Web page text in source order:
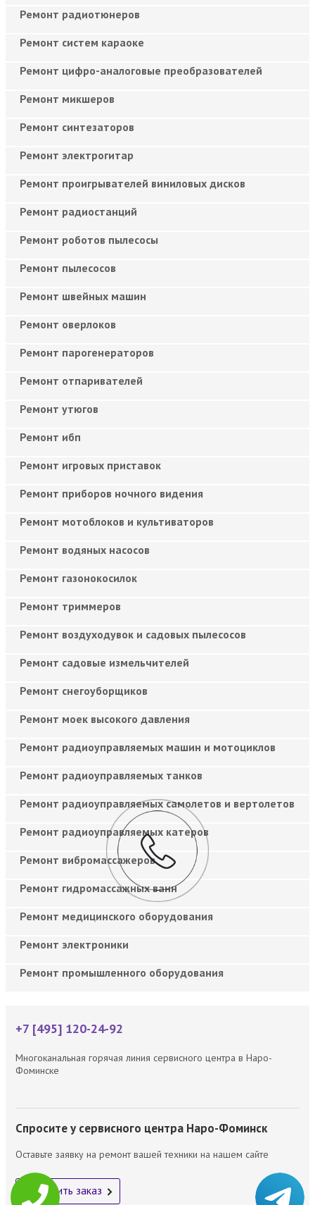
Ремонт радиотюнеров
Ремонт систем караоке
Ремонт цифро-аналоговые преобразователей
Ремонт микшеров
Ремонт синтезаторов
Ремонт электрогитар
Ремонт проигрывателей виниловых дисков
Ремонт радиостанций
Ремонт роботов пылесосы
Ремонт пылесосов
Ремонт швейных машин
Ремонт оверлоков
Ремонт парогенераторов
Ремонт отпаривателей
Ремонт утюгов
Ремонт ибп
Ремонт игровых приставок
Ремонт приборов ночного видения
Ремонт мотоблоков и культиваторов
Ремонт водяных насосов
Ремонт газонокосилок
Ремонт триммеров
Ремонт воздуходувок и садовых пылесосов
Ремонт садовые измельчителей
Ремонт снегоуборщиков
Ремонт моек высокого давления
Ремонт радиоуправляемых машин и мотоциклов
Ремонт радиоуправляемых танков
Ремонт радиоуправляемых самолетов и вертолетов
Ремонт радиоуправляемых катеров
Ремонт вибромассажеров
Ремонт гидромассажных ванн
Ремонт медицинского оборудования
Ремонт электроники
Ремонт промышленного оборудования
+7 [495] 120-24-92
Многоканальная горячая линия сервисного центра в Наро-
Фоминске
Спросите у сервисного центра Наро-Фоминск
Оставьте заявку на ремонт вашей техники на нашем сайте
Оформить заказ